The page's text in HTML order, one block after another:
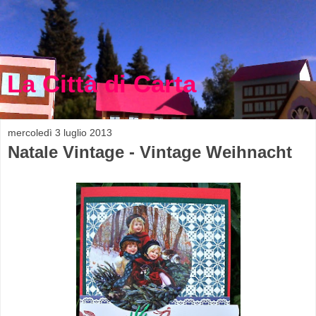
La Città di Carta
mercoledì 3 luglio 2013
Natale Vintage - Vintage Weihnacht